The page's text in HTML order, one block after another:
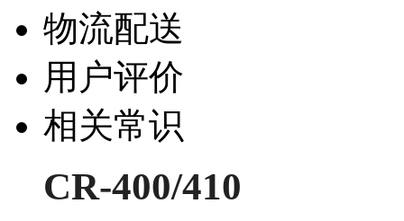
物流配送
用户评价
相关常识
CR-400/410